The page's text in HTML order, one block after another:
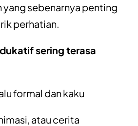
yang sebenarnya penting
perhatian.
sering terasa
formal dan kaku
atau cerita